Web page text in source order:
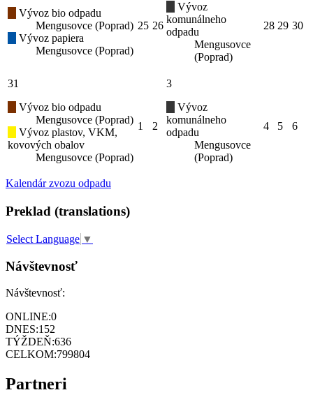
Vývoz bio odpadu
Mengusovce (Poprad)
Vývoz papiera
Mengusovce (Poprad)
25 26
Vývoz
komunálneho
odpadu
Mengusovce
(Poprad)
28 29 30
31
Vývoz bio odpadu
Mengusovce (Poprad)
Vývoz plastov, VKM,
kovových obalov
Mengusovce (Poprad)
1 2
3
Vývoz
komunálneho
odpadu
Mengusovce
(Poprad)
4 5 6
Kalendár zvozu odpadu
Preklad (translations)
Select Language ▼
Návštevnosť
Návštevnosť:
ONLINE:0
DNES:152
TÝŽDEŇ:636
CELKOM:799804
Partneri